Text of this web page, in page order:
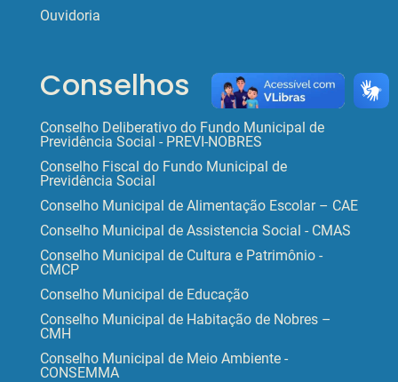
Ouvidoria
Conselhos
Conselho Deliberativo do Fundo Municipal de
Previdência Social - PREVI-NOBRES
Conselho Fiscal do Fundo Municipal de
Previdência Social
Conselho Municipal de Alimentação Escolar – CAE
Conselho Municipal de Assistencia Social - CMAS
Conselho Municipal de Cultura e Patrimônio -
CMCP
Conselho Municipal de Educação
Conselho Municipal de Habitação de Nobres –
CMH
Conselho Municipal de Meio Ambiente -
CONSEMMA